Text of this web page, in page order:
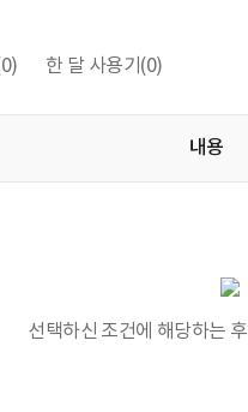
한 달 사용기 (0)
내용
선택하신 조건에 해당하는